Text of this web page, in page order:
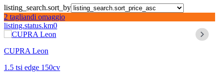
listing_search.sort_by
2 tagliandi omaggio
listing.status.km0
CUPRA Leon
1.5 tsi edge 150cv